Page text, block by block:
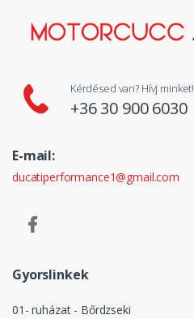
Kérdésed van? Hívj minket!
+36 30 900 6030
E-mail:
ducatiperformance1@gmail.com
Gyorslinkek
01- ruházat - Bőrdzseki